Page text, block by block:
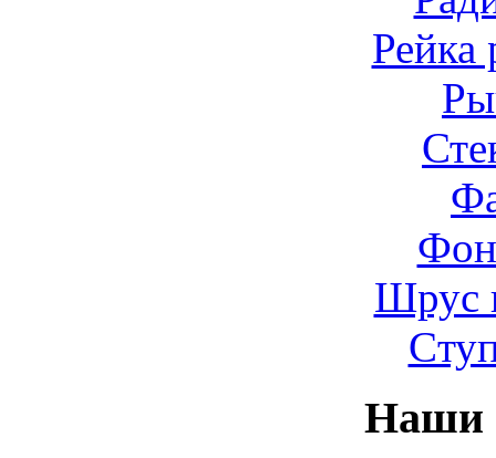
Рейка
Шрус
Наши